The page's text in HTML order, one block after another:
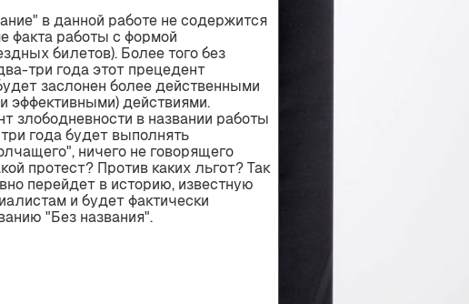
в данной работе не содержится
факта работы с формой
билетов). Более того без
три года этот прецедент
заслонен более действенными
эффективными) действиями.
злободневности в названии работы
года будет выполнять
ничего не говорящего
протест? Против каких льгот? Так
перейдет в историю, известную
и будет фактически
"Без названия".